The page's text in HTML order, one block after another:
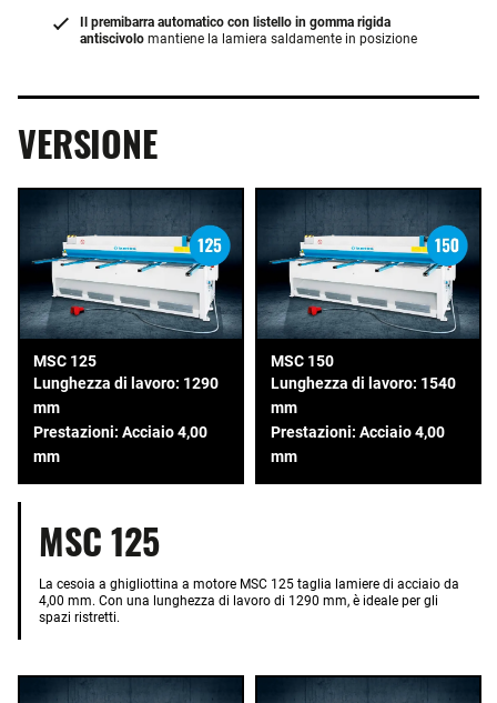
Il premibarra automatico con listello in gomma rigida
antiscivolo mantiene la lamiera saldamente in posizione
VERSIONE
MSC 125
Lunghezza di lavoro: 1290
mm
Prestazioni: Acciaio 4,00
mm
MSC 150
Lunghezza di lavoro: 1540
mm
Prestazioni: Acciaio 4,00
mm
MSC 125
La cesoia a ghigliottina a motore MSC 125 taglia lamiere di acciaio da
4,00 mm. Con una lunghezza di lavoro di 1290 mm, è ideale per gli
spazi ristretti.